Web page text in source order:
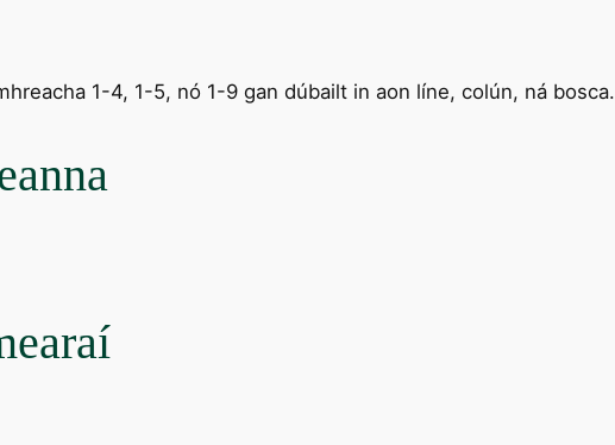
1-4, 1-5, nó 1-9 gan dúbailt in aon líne, colún, ná bosca.